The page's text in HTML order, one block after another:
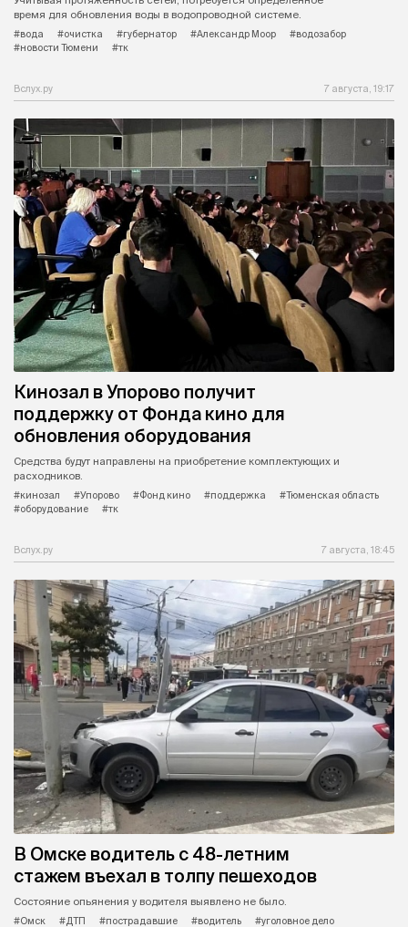
время для обновления воды в водопроводной системе.
#вода
#очистка #губернатор #Александр Моор
#водозабор
#новости Тюмени
#тк
Вслух.ру 7 августа, 19:17
Кинозал в Упорово получит
поддержку от Фонда кино для
обновления оборудования
Средства будут направлены на приобретение комплектующих и
расходников.
#кинозал
#Упорово #Фонд кино #поддержка
#Тюменская область
#оборудование
#тк
Вслух.ру 7 августа, 18:45
В Омске водитель с 48-летним
стажем въехал в толпу пешеходов
Состояние опьянения у водителя выявлено не было.
#Омск
#ДТП #пострадавшие #водитель
#уголовное дело